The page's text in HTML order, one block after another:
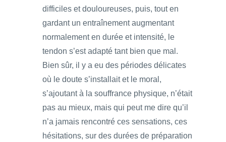
difficiles et douloureuses, puis, tout en
gardant un entraînement augmentant
normalement en durée et intensité, le
tendon s’est adapté tant bien que mal.
Bien sûr, il y a eu des périodes délicates
où le doute s’installait et le moral,
s’ajoutant à la souffrance physique, n’était
pas au mieux, mais qui peut me dire qu’il
n’a jamais rencontré ces sensations, ces
hésitations, sur des durées de préparation